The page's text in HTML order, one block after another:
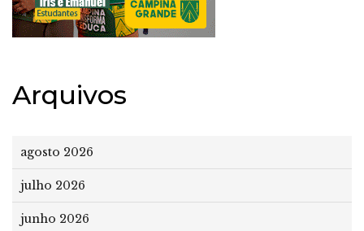
Arquivos
agosto 2026
julho 2026
junho 2026